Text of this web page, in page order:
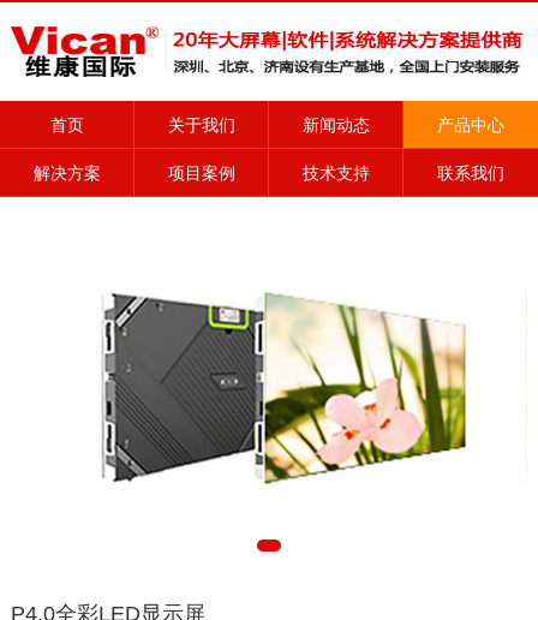
首页 关于我们 新闻动态 产品中心
解决方案 项目案例 技术支持 联系我们
P4.0全彩LED显示屏